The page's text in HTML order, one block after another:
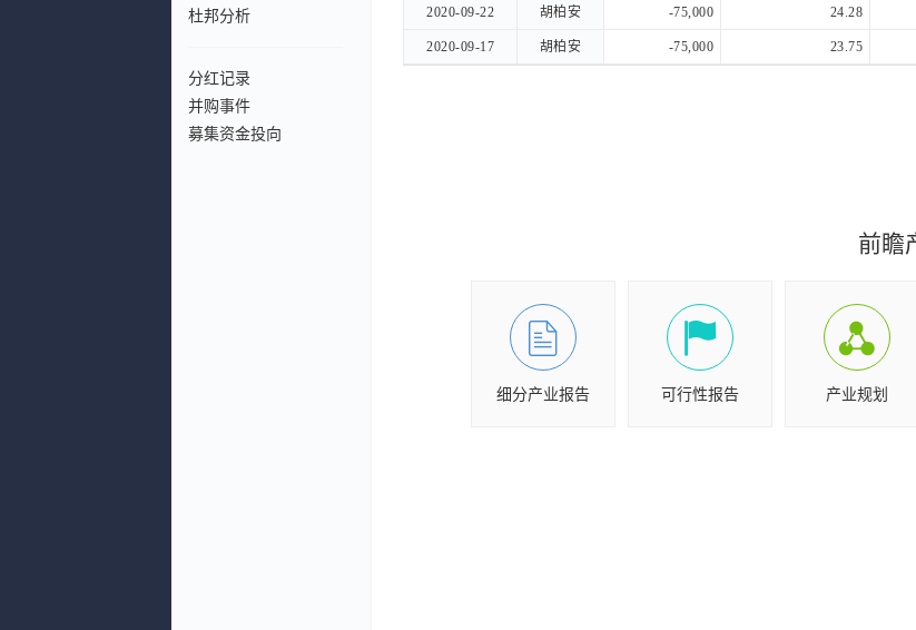
杜邦分析
分红记录
并购事件
募集资金投向
2020-09-22 胡柏安 -75,000 24.28
2020-09-17 胡柏安 -75,000 23.75
2020-09-22 胡柏安
2020-09-17 胡柏安
前瞻
细分产业报告 可行性报告 产业规划